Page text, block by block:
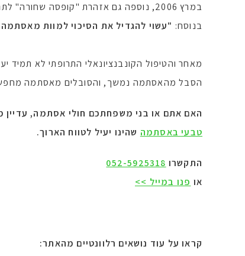
במרץ 2006, נוספה גם אזהרת "קופסה שחורה" לתרופות המכילות סלמטרול כגון אדוויר, סרבנט ופורדיל –
בנוסח: "עשוי להגדיל את הסיכוי למוות
מאחר והטיפול הקונבנציונאלי התרופתי לא תמיד
הסבל מהאסתמה נמשך, והסובלים מאסתמה
האם אתם או בני משפחתכם חולי אסתמה,
טבעי באסתמה שהינו יעיל לטווח הארוך.
התקשרו 052-5925318
או פנו במייל >>
קראו על עוד נושאים רלוונטיים מהאתר: